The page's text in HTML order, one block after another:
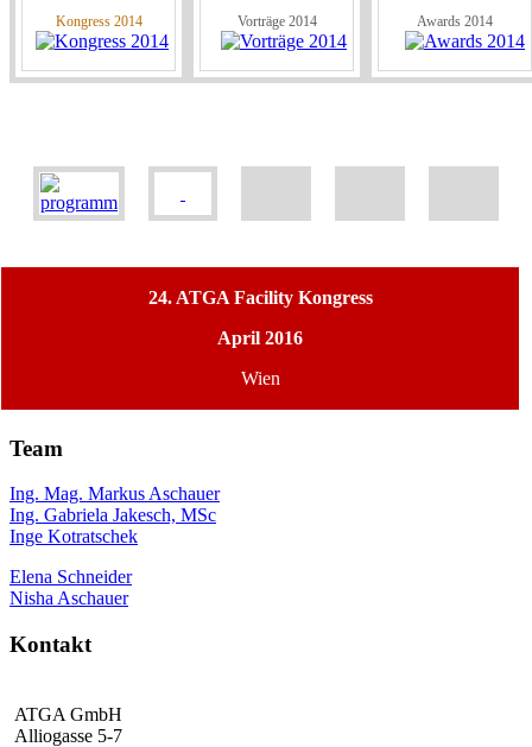
Kongress 2014 Vorträge 2014 Awards 2014
24. ATGA Facility Kongress
April 2016
Wien
Team
Ing. Mag. Markus Aschauer
Ing. Gabriela Jakesch, MSc
Inge Kotratschek
Elena Schneider
Nisha Aschauer
Kontakt
ATGA GmbH
Alliogasse 5-7